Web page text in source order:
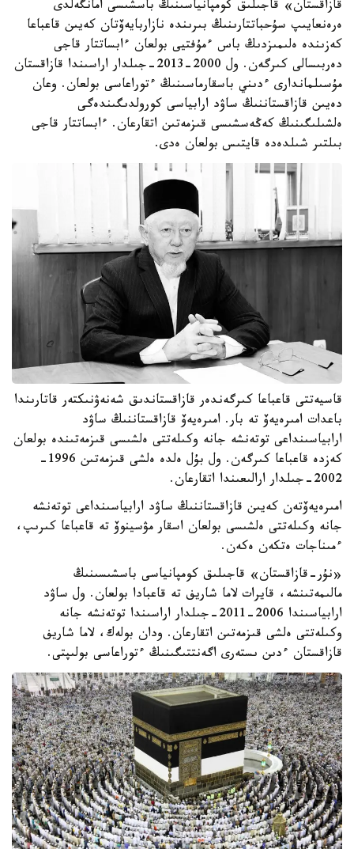
قازاقستان» قاجىلىق كومپانياسىنىڭ باسشىسى امانگەلدى
ەرەنعايىپ سۇحباتتارىنىڭ بىرىندە نازاربايەۆتان كەيىن قاعباعا
كەزىندە ەلىمىزدىڭ باس ءمۇفتيى بولعان ءابساتتار قاجى
دەربىسالى كىرگەن. ول 2000-2013-جىلدار اراسىندا قازاقستان
مۇسىلماندارى ءدىني باسقارماسىنىڭ ءتوراعاسى بولعان. وعان
دەيىن قازاقستاننىڭ ساۋد ارابياسى كورولدىگىندەگى
ەلشىلىگىنىڭ كەڭەسشىسى قىزمەتىن اتقارعان. ءابساتتار قاجى
بىلتىر شىلدەدە قايتىس بولعان ەدى.
قاسيەتتى قاعباعا كىرگەندەر قازاقستاندىق شەنەۋنىكتەر قاتارىندا
باعدات امىرەيەۆ تە بار. امىرەيەۆ قازاقستاننىڭ ساۋد
ارابياسىنداعى توتەنشە جانە وكىلەتتى ەلشىسى قىزمەتىندە بولعان
كەزدە قاعباعا كىرگەن. ول بۇل ەلدە ەلشى قىزمەتىن 1996-
2002-جىلدار ارالىعىندا اتقارعان.
امىرەيەۆتەن كەيىن قازاقستاننىڭ ساۋد ارابياسىنداعى توتەنشە
جانە وكىلەتتى ەلشىسى بولعان اسقار مۋسينوۆ تە قاعباعا كىرىپ،
ءمىناجات ەتكەن ەكەن.
«نۇر-قازاقستان» قاجىلىق كومپانياسى باسشىسىنىڭ
مالىمەتىنشە، قايرات لاما شاريف تە قاعبادا بولعان. ول ساۋد
ارابياسىندا 2006-2011-جىلدار اراسىندا توتەنشە جانە
وكىلەتتى ەلشى قىزمەتىن اتقارعان. ودان بولەك، لاما شاريف
قازاقستان ءدىن ىستەرى اگەنتتىگىنىڭ ءتوراعاسى بولىپتى.